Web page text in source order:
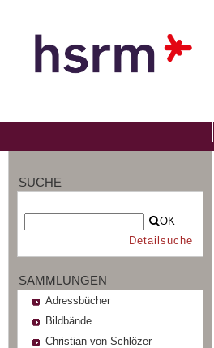
SUCHE
OK
Detailsuche
SAMMLUNGEN
Adressbücher
Bildbände
Christian von Schlözer